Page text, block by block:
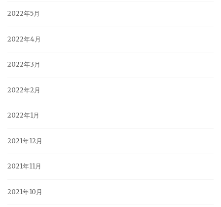
2022年5月
2022年4月
2022年3月
2022年2月
2022年1月
2021年12月
2021年11月
2021年10月